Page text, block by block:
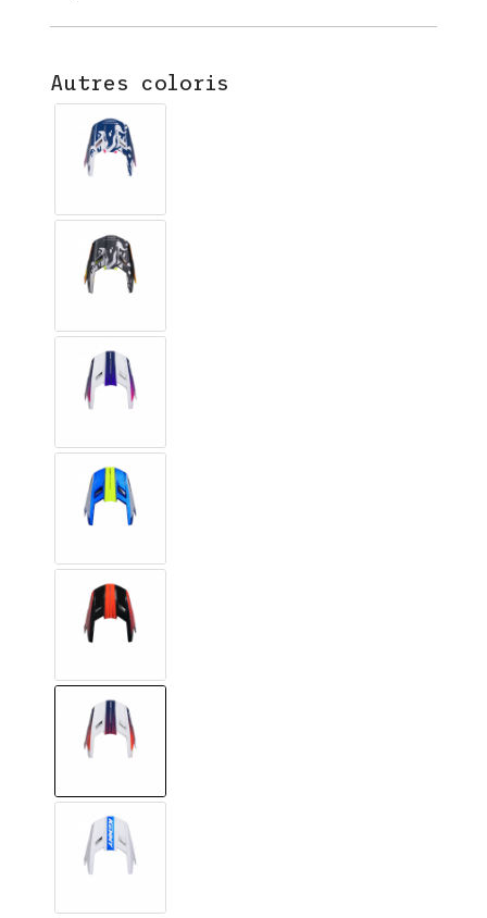
Autres coloris